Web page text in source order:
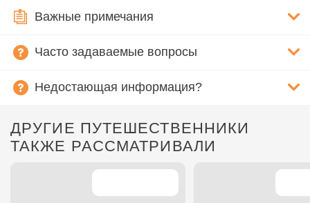
Важные примечания
Часто задаваемые вопросы
Недостающая информация?
ДРУГИЕ ПУТЕШЕСТВЕННИКИ
ТАКЖЕ РАССМАТРИВАЛИ